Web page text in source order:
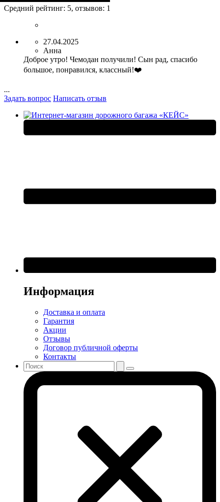
79х47х30+5
Средний рейтинг: 5, отзывов: 1
27.04.2025
Анна
Доброе утро! Чемодан получили! Сын рад, спасибо
большое, понравился, классный!❤️
...
Задать вопрос Написать отзыв
Информация
Доставка и оплата
Гарантия
Акции
Отзывы
Договор публичной оферты
Контакты